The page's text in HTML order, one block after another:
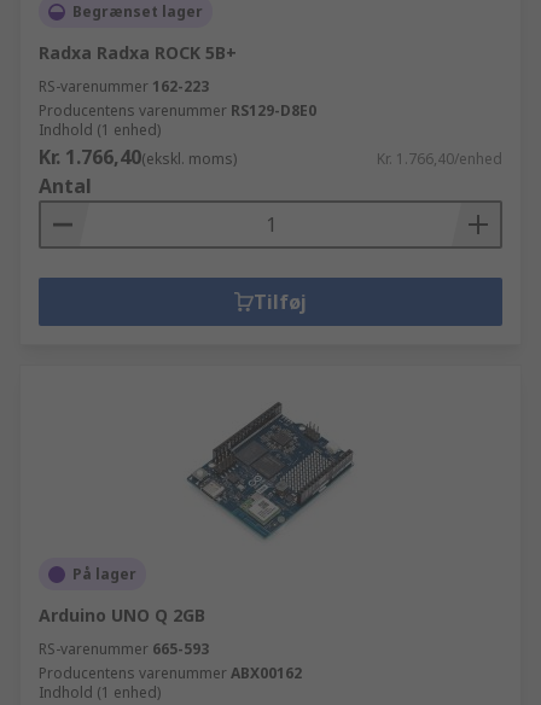
Begrænset lager
Radxa Radxa ROCK 5B+
RS-varenummer 162-223
Producentens varenummer RS129-D8E0
Indhold (1 enhed)
Kr. 1.766,40(ekskl. moms) Kr. 1.766,40/enhed
Antal
Tilføj
På lager
Arduino UNO Q 2GB
RS-varenummer 665-593
Producentens varenummerABX00162
Indhold (1 enhed)